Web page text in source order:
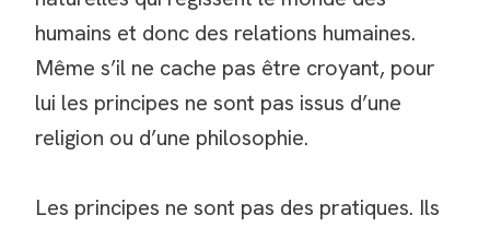
humains et donc des relations humaines.
Même s’il ne cache pas être croyant, pour
lui les principes ne sont pas issus d’une
religion ou d’une philosophie.
Les principes ne sont pas des pratiques. Ils